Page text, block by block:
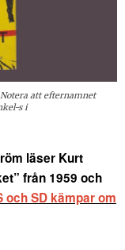
att efternamnet
s i
läser Kurt
från 1959 och
och SD kämpar om